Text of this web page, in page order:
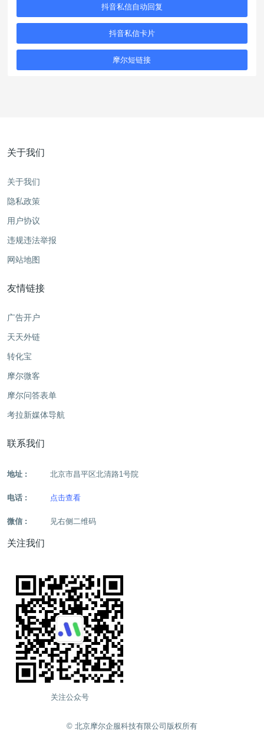
抖音私信自动回复
抖音私信卡片
摩尔短链接
关于我们
关于我们
隐私政策
用户协议
违规违法举报
网站地图
友情链接
广告开户
天天外链
转化宝
摩尔微客
摩尔问答表单
考拉新媒体导航
联系我们
地址 : 北京市昌平区北清路1号院
电话 : 点击查看
微信 : 见右侧二维码
关注我们
关注公众号
©️ 北京摩尔企服科技有限公司版权所有